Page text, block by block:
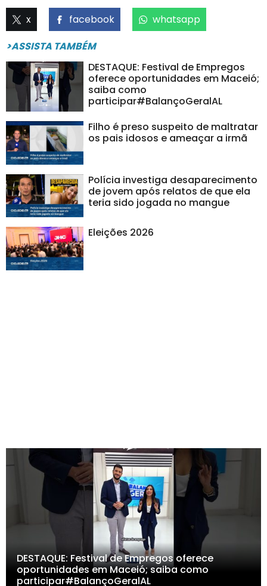
x facebook
whatsapp
>ASSISTA TAMBÉM
DESTAQUE: Festival de Empregos
oferece oportunidades em Maceió;
saiba como
participar#BalançoGeralAL
Filho é preso suspeito de maltratar
os pais idosos e ameaçar a irmã
Polícia investiga desaparecimento
de jovem após relatos de que ela
teria sido jogada no mangue
Eleições 2026
DESTAQUE: Festival de Empregos oferece
oportunidades em Maceió; saiba como
participar#BalançoGeralAL